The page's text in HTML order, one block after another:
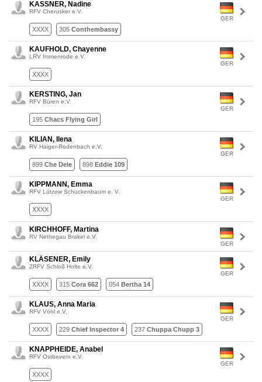
GER
KASSNER, Nadine
RFV Cherusker e.V.
XXXX 305 Conthembassy
GER
KAUFHOLD, Chayenne
LRV Immenrode e.V.
XXXX
GER
KERSTING, Jan
RFV Büren e.V.
195 Chacs Flying Girl
GER
KILIAN, Ilena
RV Haiger-Rodenbach e.V.
899 Che Dele 898 Eddie 109
GER
KIPPMANN, Emma
RFV Lützow Schuckenbaum e. V.
XXXX
GER
KIRCHHOFF, Martina
RV Nethegau Brakel e.V.
GER
KLÄSENER, Emily
ZRFV Schloß Holte e.V.
XXXX 315 Cora 662 054 Bertha 14
GER
KLAUS, Anna Maria
RFV Vöhl e.V.
XXXX 229 Chief Inspector 4 237 Chuppa Chupp 3
GER
KNAPPHEIDE, Anabel
RFV Ostbevern e.V.
XXXX